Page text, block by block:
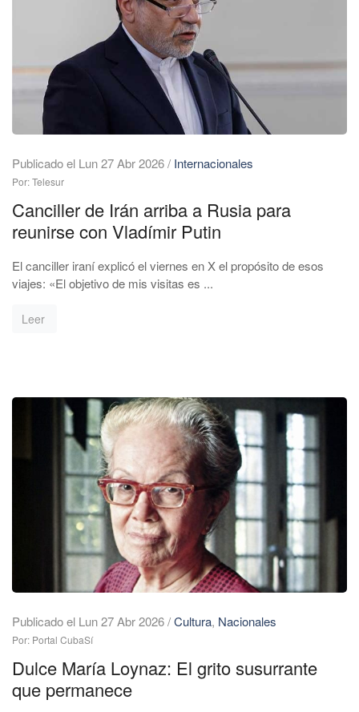
Publicado el Lun 27 Abr 2026/ Internacionales
Por: Telesur
Canciller de Irán arriba a Rusia para
reunirse con Vladímir Putin
El canciller iraní explicó el viernes en X el propósito de esos
viajes: «El objetivo de mis visitas es ...
Leer
Publicado el Lun 27 Abr 2026/Cultura, Nacionales
Por: Portal CubaSí
Dulce María Loynaz: El grito susurrante
que permanece